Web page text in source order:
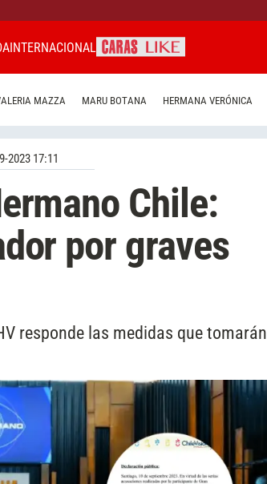
INTERNACIONAL
MAZZA MARU BOTANA HERMANA VERÓNICA
2023 17:11
Chile:
por graves
responde las medidas que tomarán